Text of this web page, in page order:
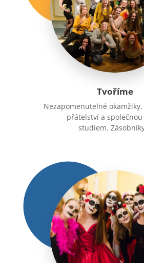
Tvoříme
Nezapomenutelné
přátelství a společnou
studiem.